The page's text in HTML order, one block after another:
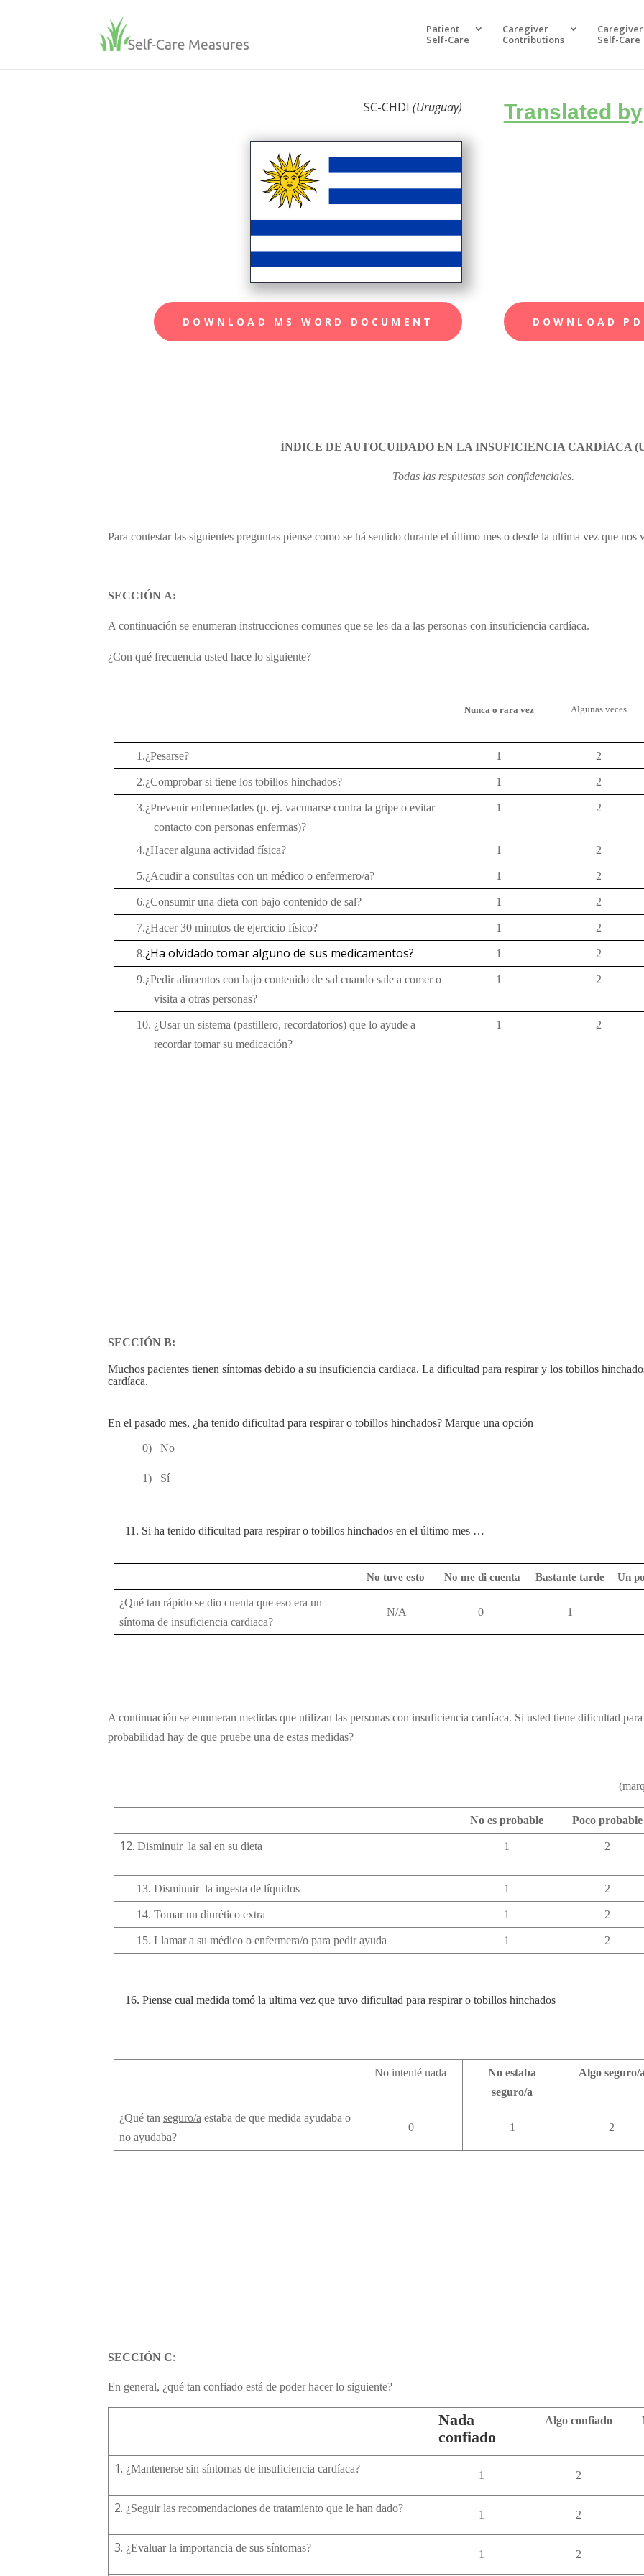
Patient
Self-Care
Caregiver
Contributions
Caregiver
Self-Care
SC-CHDI(Uruguay) Translated by
DOWNLOAD MS WORD DOCUMENT DOWNLOAD
ÍNDICE DE AUTOCUIDADO EN LA INSUFICIENCIA CARDÍACA
Todas las respuestas son confidenciales.
Para contestar las siguientes preguntas piense como se há sentido durante el último mes o desdela ultima vez que nos
SECCIÓN A:
A continuación se enumeran instrucciones comunes que se les da a las personas con insuficiencia cardíaca.
¿Con qué frecuencia usted hace lo siguiente?
Nunca o rara vez Algunas veces
1.¿Pesarse? 1 2
2.¿Comprobar si tiene los tobillos hinchados? 1 2
3.¿Prevenir enfermedades (p. ej. vacunarse contra la gripe o evitar
contacto con personas enfermas)?
1 2
4.¿Hacer alguna actividad física? 1 2
5.¿Acudir a consultas con un médico o enfermero/a? 1 2
6.¿Consumir una dieta con bajo contenido de sal? 1 2
7.¿Hacer 30 minutos de ejercicio físico? 1 2
8.¿Ha olvidado tomar alguno de sus medicamentos? 1 2
9.¿Pedir alimentos con bajo contenido de sal cuando sale a comer o
visita a otras personas?
1 2
10. ¿Usar un sistema (pastillero, recordatorios) que lo ayude a
recordar tomar su medicación?
1 2
SECCIÓN B:
Muchos pacientes tienen síntomas debido a su insuficiencia cardiaca.La dificultad para respirar y los tobillos
cardíaca.
En el pasado mes, ¿ha tenido dificultad para respirar o tobillos hinchados? Marque una opción
0) No
1) Sí
11. Si ha tenido dificultad para respirar o tobillos hinchados en el último mes …
No tuve esto No me di cuenta Bastante tarde Un
¿Qué tan rápido se dio cuenta que eso era un
síntoma de insuficiencia cardiaca?
N/A 0 1
A continuación se enumeran medidas que utilizan las personas con insuficiencia cardíaca. Si usted tiene dificultad
probabilidad hay de que pruebe una de estas medidas?
No es probable Poco probable
Disminuir la sal en su dieta 1 2
13. Disminuir la ingesta de líquidos 1 2
14. Tomar un diurético extra 1 2
15. Llamar a su médico o enfermera/o para pedir ayuda 1 2
16. Piense cual medida tomó la ultima vez que tuvo dificultad para respirar o tobillos hinchados
No intenté nada
No estaba
seguro/a
Algo seguro/a
¿Qué tan seguro/a estaba de que medida ayudaba o
no ayudaba?
0 1 2
SECCIÓN C:
En general, ¿qué tan confiado está de poder hacer lo siguiente?
Nada
confiado
Algo confiado
¿Mantenerse sin síntomas de insuficiencia cardíaca?
1 2
¿Seguir las recomendaciones de tratamiento que le han dado?
1 2
¿Evaluar la importancia de sus síntomas?
1 2